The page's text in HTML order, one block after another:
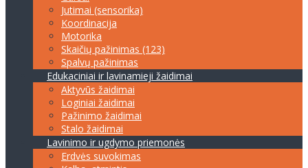
Jutimai (sensorika)
Koordinacija
Motorika
Skaičių pažinimas (123)
Spalvų pažinimas
Edukaciniai ir lavinamieji žaidimai
Aktyvūs žaidimai
Loginiai žaidimai
Pažinimo žaidimai
Stalo žaidimai
Lavinimo ir ugdymo priemonės
Erdvės suvokimas